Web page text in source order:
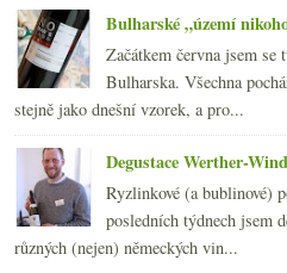
Gourmet Guide po vlakových
Ochutnávka „sudových“
Večeře s Jean-Philippem
Bořetice, Terasy a výběrové
En Primeur Bordeaux 2007 –
Svatovavřinecký Koráb ročníku
Odhánět splín ročníkem 2004
K nedělnímu obědu… višňák!
►března(19)
►února(24)
Bulharské „území
Začátkem června jsem
Bulharska. Všechna
stejně jako dnešní vzorek, a pro...
Degustace Werther-
Ryzlinkové (a bublinové)
posledních týdnech jsem
různých (nejen) německých vin...